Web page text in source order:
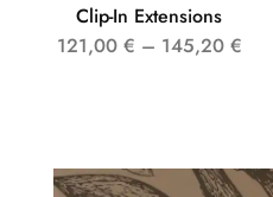
Clip-In Extensions
121,00 € – 145,20 €